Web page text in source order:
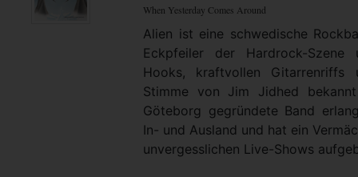
When Yesterday Comes Around
Alien ist eine schwedische
Eckpfeiler der Hardrock-
Hooks, kraftvollen Gitarrenriffs
Stimme von Jim Jidhed
Göteborg gegründete Band
In- und Ausland und hat ein
unvergesslichen Live-Shows